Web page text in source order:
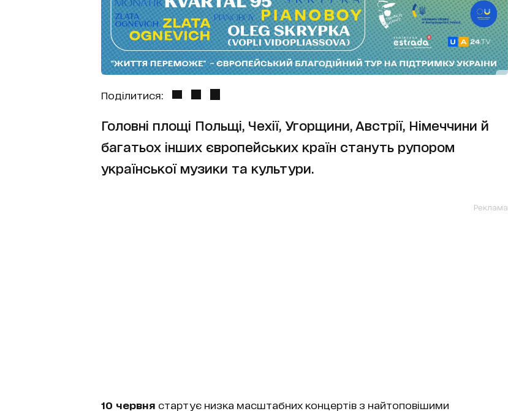
Поділитися:
Головні площі Польщі, Чехії, Угорщини, Австрії, Німеччини й
багатьох інших європейських країн стануть рупором
української музики та культури.
Реклама
10 червня стартує низка масштабних концертів з найтоповішими